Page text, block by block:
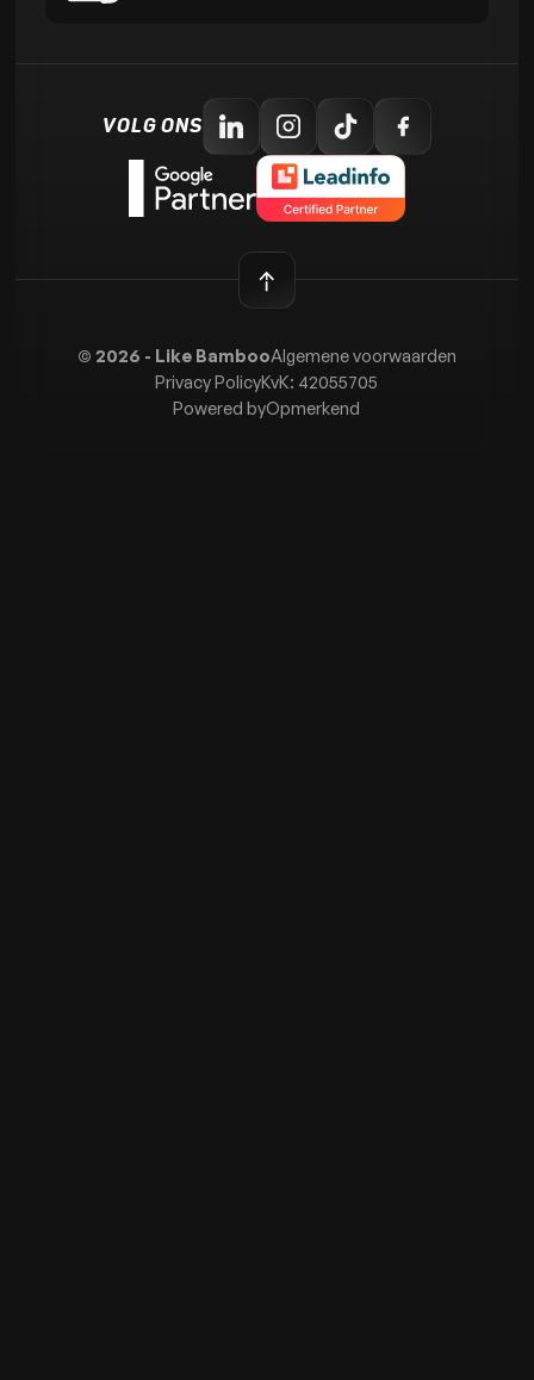
VOLG ONS
© 2026 - Like BambooAlgemene voorwaarden
Privacy PolicyKvK: 42055705
Powered byOpmerkend